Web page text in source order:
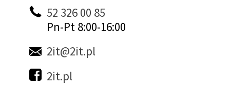
52 326 00 85
Pn-Pt 8:00-16:00
2it@2it.pl
2it.pl